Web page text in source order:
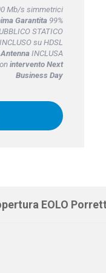
Mb/s simmetrici
Garantita99%
STATICO
su HDSL
AntennaINCLUSA
intervento Next
Business Day
EOLO